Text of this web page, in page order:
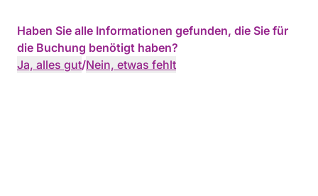
Haben Sie alle Informationen gefunden, die Sie für
die Buchung benötigt haben?
Ja, alles gut/Nein, etwas fehlt